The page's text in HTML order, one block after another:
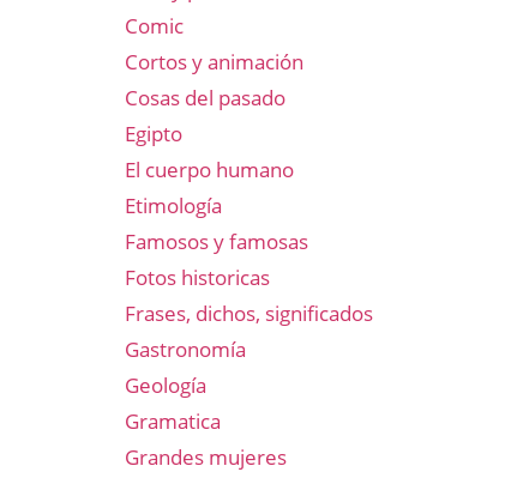
Comic
Cortos y animación
Cosas del pasado
Egipto
El cuerpo humano
Etimología
Famosos y famosas
Fotos historicas
Frases, dichos, significados
Gastronomía
Geología
Gramatica
Grandes mujeres